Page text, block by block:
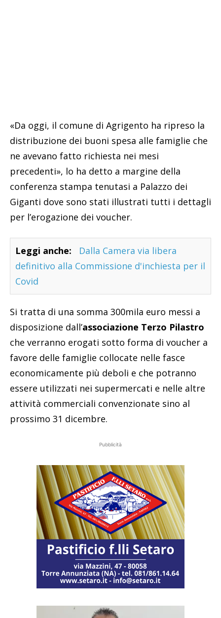
«Da oggi, il comune di Agrigento ha ripreso la
distribuzione dei buoni spesa alle famiglie che
ne avevano fatto richiesta nei mesi
precedenti», lo ha detto a margine della
conferenza stampa tenutasi a Palazzo dei
Giganti dove sono stati illustrati tutti i dettagli
per l’erogazione dei voucher.
Leggi anche:
Dalla Camera via libera
definitivo alla Commissione d'inchiesta per il
Covid
Si tratta di una somma 300mila euro messi a
disposizione dall’associazione Terzo Pilastro
che verranno erogati sotto forma di voucher a
favore delle famiglie collocate nelle fasce
economicamente più deboli e che potranno
essere utilizzati nei supermercati e nelle altre
attività commerciali convenzionate sino al
prossimo 31 dicembre.
Pubblicità